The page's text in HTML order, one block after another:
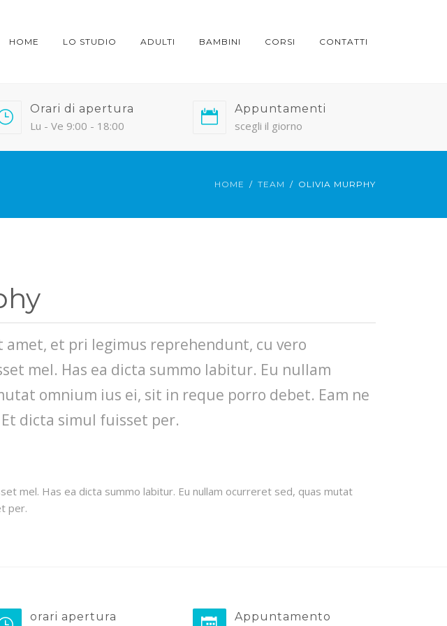
HOME LO STUDIO ADULTI BAMBINI CORSI CONTATTI
Orari di apertura
Lu - Ve 9:00 - 18:00
Appuntamenti
scegli il giorno
HOME TEAM OLIVIA MURPHY
amet, et pri legimus reprehendunt, cu vero
mel. Has ea dicta summo labitur. Eu nullam
omnium ius ei, sit in reque porro debet. Eam ne
dicta simul fuisset per.
mel. Has ea dicta summo labitur. Eu nullam ocurreret sed, quas mutat
per.
orari apertura Appuntamento